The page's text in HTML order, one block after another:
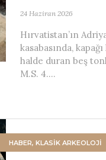
24 Haziran 2026
Hırvatistan’ın
kasabasında,
halde duran beş
M.S. 4....
HABER, KLASİK ARKEOLOJİ